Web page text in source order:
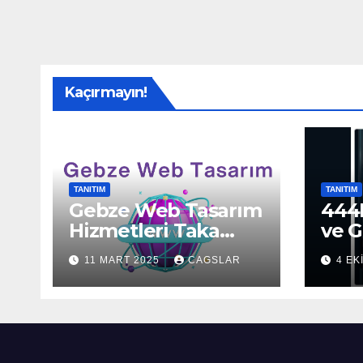
Kaçırmayın!
TANITIM
Gebze Web Tasarım
Hizmetleri Taka
Bilişim’de!
11 MART 2025 CAGSLAR
TANITIM
ve
4